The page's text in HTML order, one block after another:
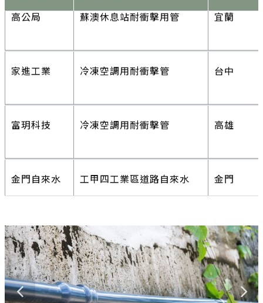
力麗集團 力麗集團印尼廠新建工程 印尼
宜蘭縣漁業
養殖海水供應管線擴充主幹 壯圍
家進工業 冷凍空調用耐衝擊管 台中
富玥科技 冷凍空調用耐衝擊管 高雄
金門自來水 工甲四工業區道路自來水 金門
久樘開發 久樘香坡Ⅰ 台中
久樘開發 久樘香坡Ⅱ 台中
喬立建設 喬立有容 台中
久樘開發 久樘香坡Ⅱ 台中